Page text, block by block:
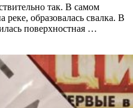
так. В самом
реке, образовалась свалка. В
поверхностная …